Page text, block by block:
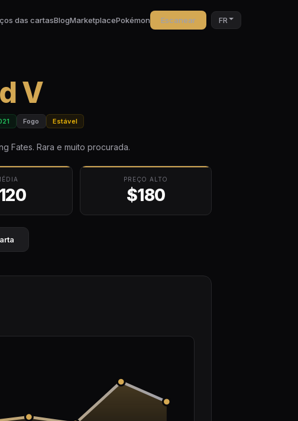
das cartasBlogMarketplacePokémon Escanear FR
V
Fogo Estável
Fates. Rara e muito procurada.
PREÇO ALTO
$180